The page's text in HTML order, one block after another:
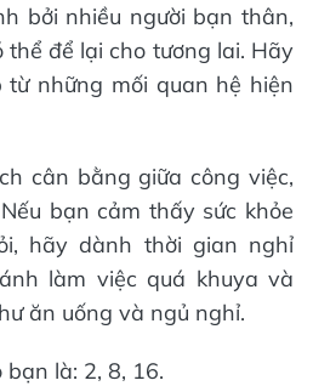
bởi nhiều người bạn thân,
thể để lại cho tương lai. Hãy
những mối quan hệ hiện
cân bằng giữa công việc,
bạn cảm thấy sức khỏe
hãy dành thời gian nghỉ
làm việc quá khuya và
ăn uống và ngủ nghỉ.
là: 2, 8, 16.